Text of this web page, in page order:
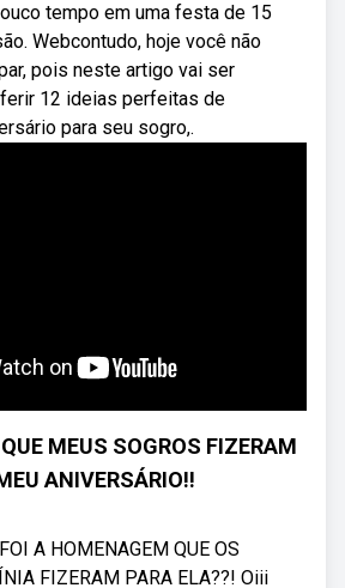
tempo em uma festa de 15
Webcontudo, hoje você não
pois neste artigo vai ser
12 ideias perfeitas de
para seu sogro,.
MEUS SOGROS FIZERAM
ANIVERSÁRIO!!
A HOMENAGEM QUE OS
FIZERAM PARA ELA??! Oiii